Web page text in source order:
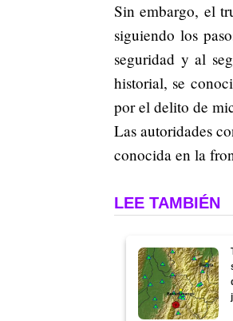
Sin embargo, el
siguiendo los
seguridad y al
historial, se
por el delito de
Las autoridades
conocida en la
LEE TAMBIÉN